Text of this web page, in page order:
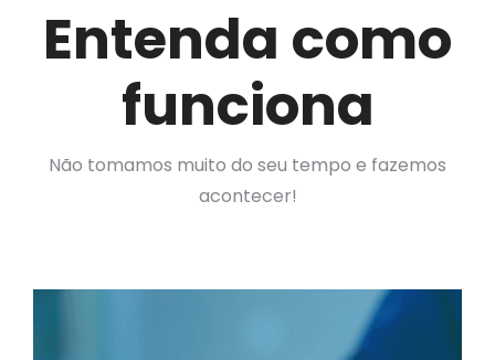
Entenda como
funciona
Não tomamos muito do seu tempo e fazemos
acontecer!